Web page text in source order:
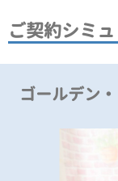
ご契約シミ
ゴールデン